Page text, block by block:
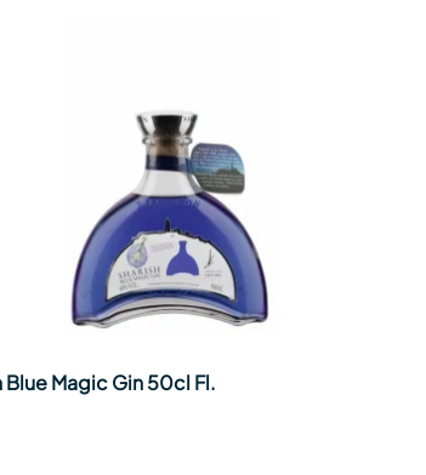
Blue Magic Gin 50cl Fl.